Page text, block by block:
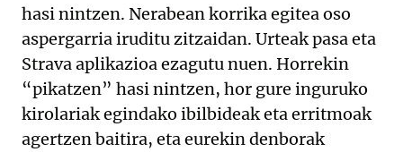
hasi nintzen. Nerabean korrika egitea oso
aspergarria iruditu zitzaidan. Urteak pasa eta
Strava aplikazioa ezagutu nuen. Horrekin
“pikatzen” hasi nintzen, hor gure inguruko
kirolariak egindako ibilbideak eta erritmoak
agertzen baitira, eta eurekin denborak